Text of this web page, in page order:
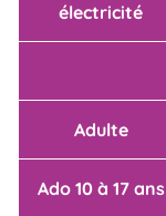
électricité
Adulte
Ado 10 à 17 ans